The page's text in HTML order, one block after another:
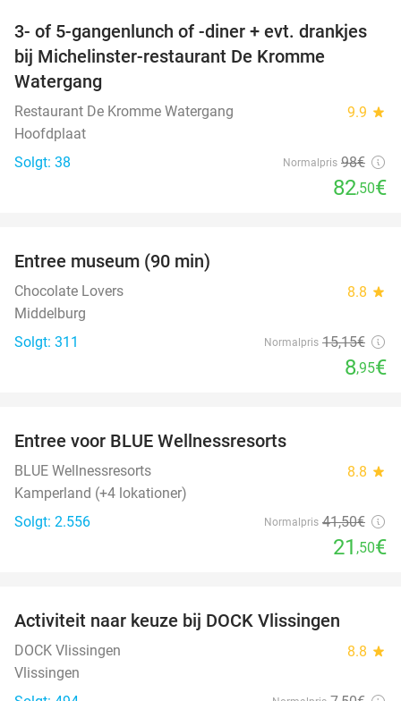
16%
3- of 5-gangenlunch of -diner + evt. drankjes
bij Michelinster-restaurant De Kromme
Watergang
Restaurant De Kromme Watergang 9.9 star
Hoofdplaat
Solgt: 38
Normalpris 98€
82,50€
Entree museum (90 min)
Chocolate Lovers 8.8 star
Middelburg
Solgt: 311
Normalpris 15,15€
8,95€
Entree voor BLUE Wellnessresorts
BLUE Wellnessresorts 8.8 star
Kamperland (+4 lokationer)
Solgt: 2.556
Normalpris 41,50€
21 ,50€
Activiteit naar keuze bij DOCK Vlissingen
DOCK Vlissingen 8.8 star
Vlissingen